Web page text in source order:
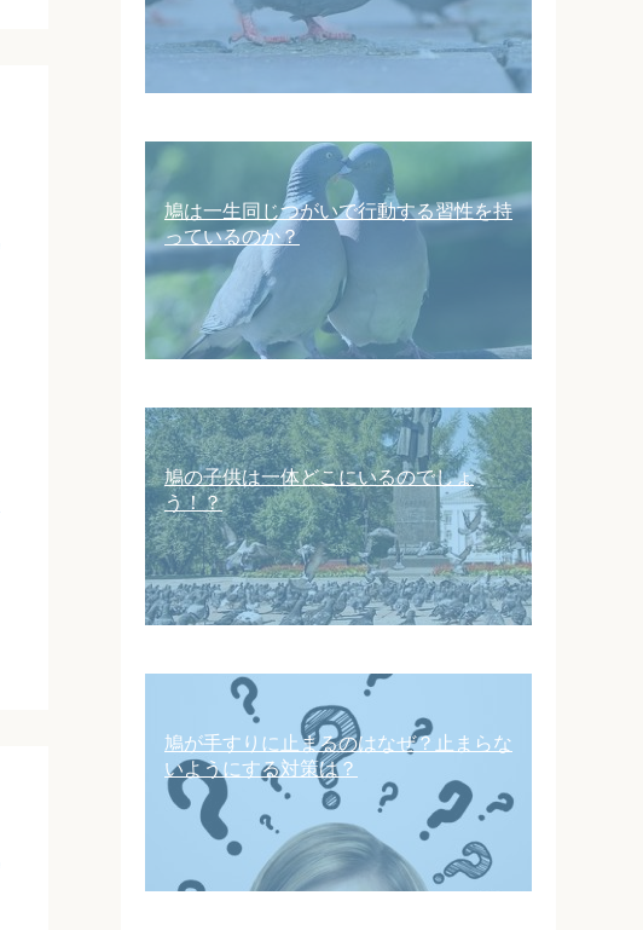
鳩は一生同じつがいで行動する習性を持
っているのか？
鳩の子供は一体どこにいるのでしょ
う！？
鳩が手すりに止まるのはなぜ？止まらな
いようにする対策は？